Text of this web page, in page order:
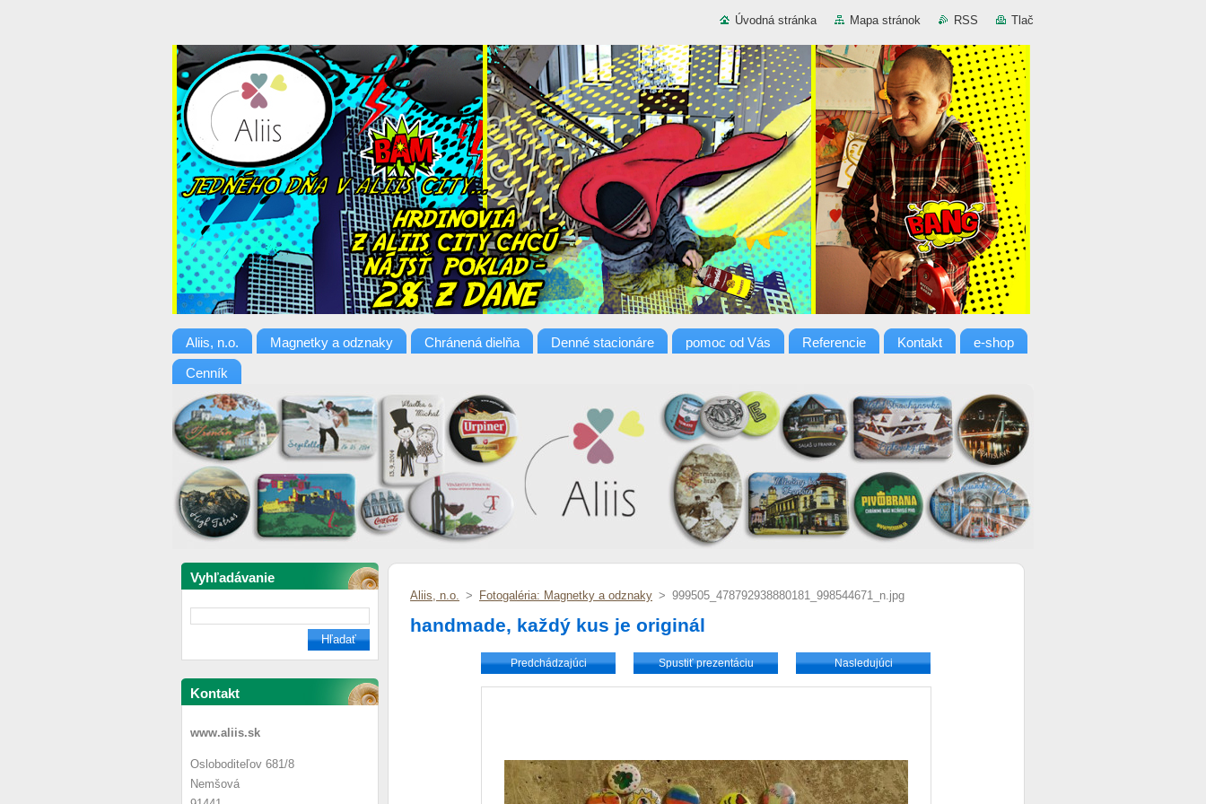
Úvodná stránka Mapa stránok RSS Tlač
Aliis, n.o. Magnetky a odznaky Chránená dielňa Denné stacionáre pomoc od Vás Referencie Kontakt e-shop
Cenník
Vyhľadávanie
Kontakt
www.aliis.sk
Osloboditeľov 681/8
Nemšová
Aliis, n.o. > Fotogaléria: Magnetky a odznaky > 999505_478792938880181_998544671_n.jpg
handmade, každý kus je originál
Predchádzajúci Spustiť prezentáciu Nasledujúci